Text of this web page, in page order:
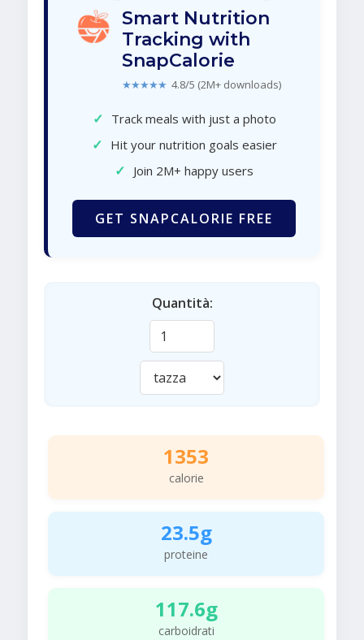
Smart Nutrition
Tracking with
SnapCalorie
★★★★★ 4.8/5 (2M+ downloads)
✓ Track meals with just a photo
✓ Hit your nutrition goals easier
✓ Join 2M+ happy users
GET SNAPCALORIE FREE
Quantità:
1353
calorie
23.5g
proteine
117.6g
carboidrati